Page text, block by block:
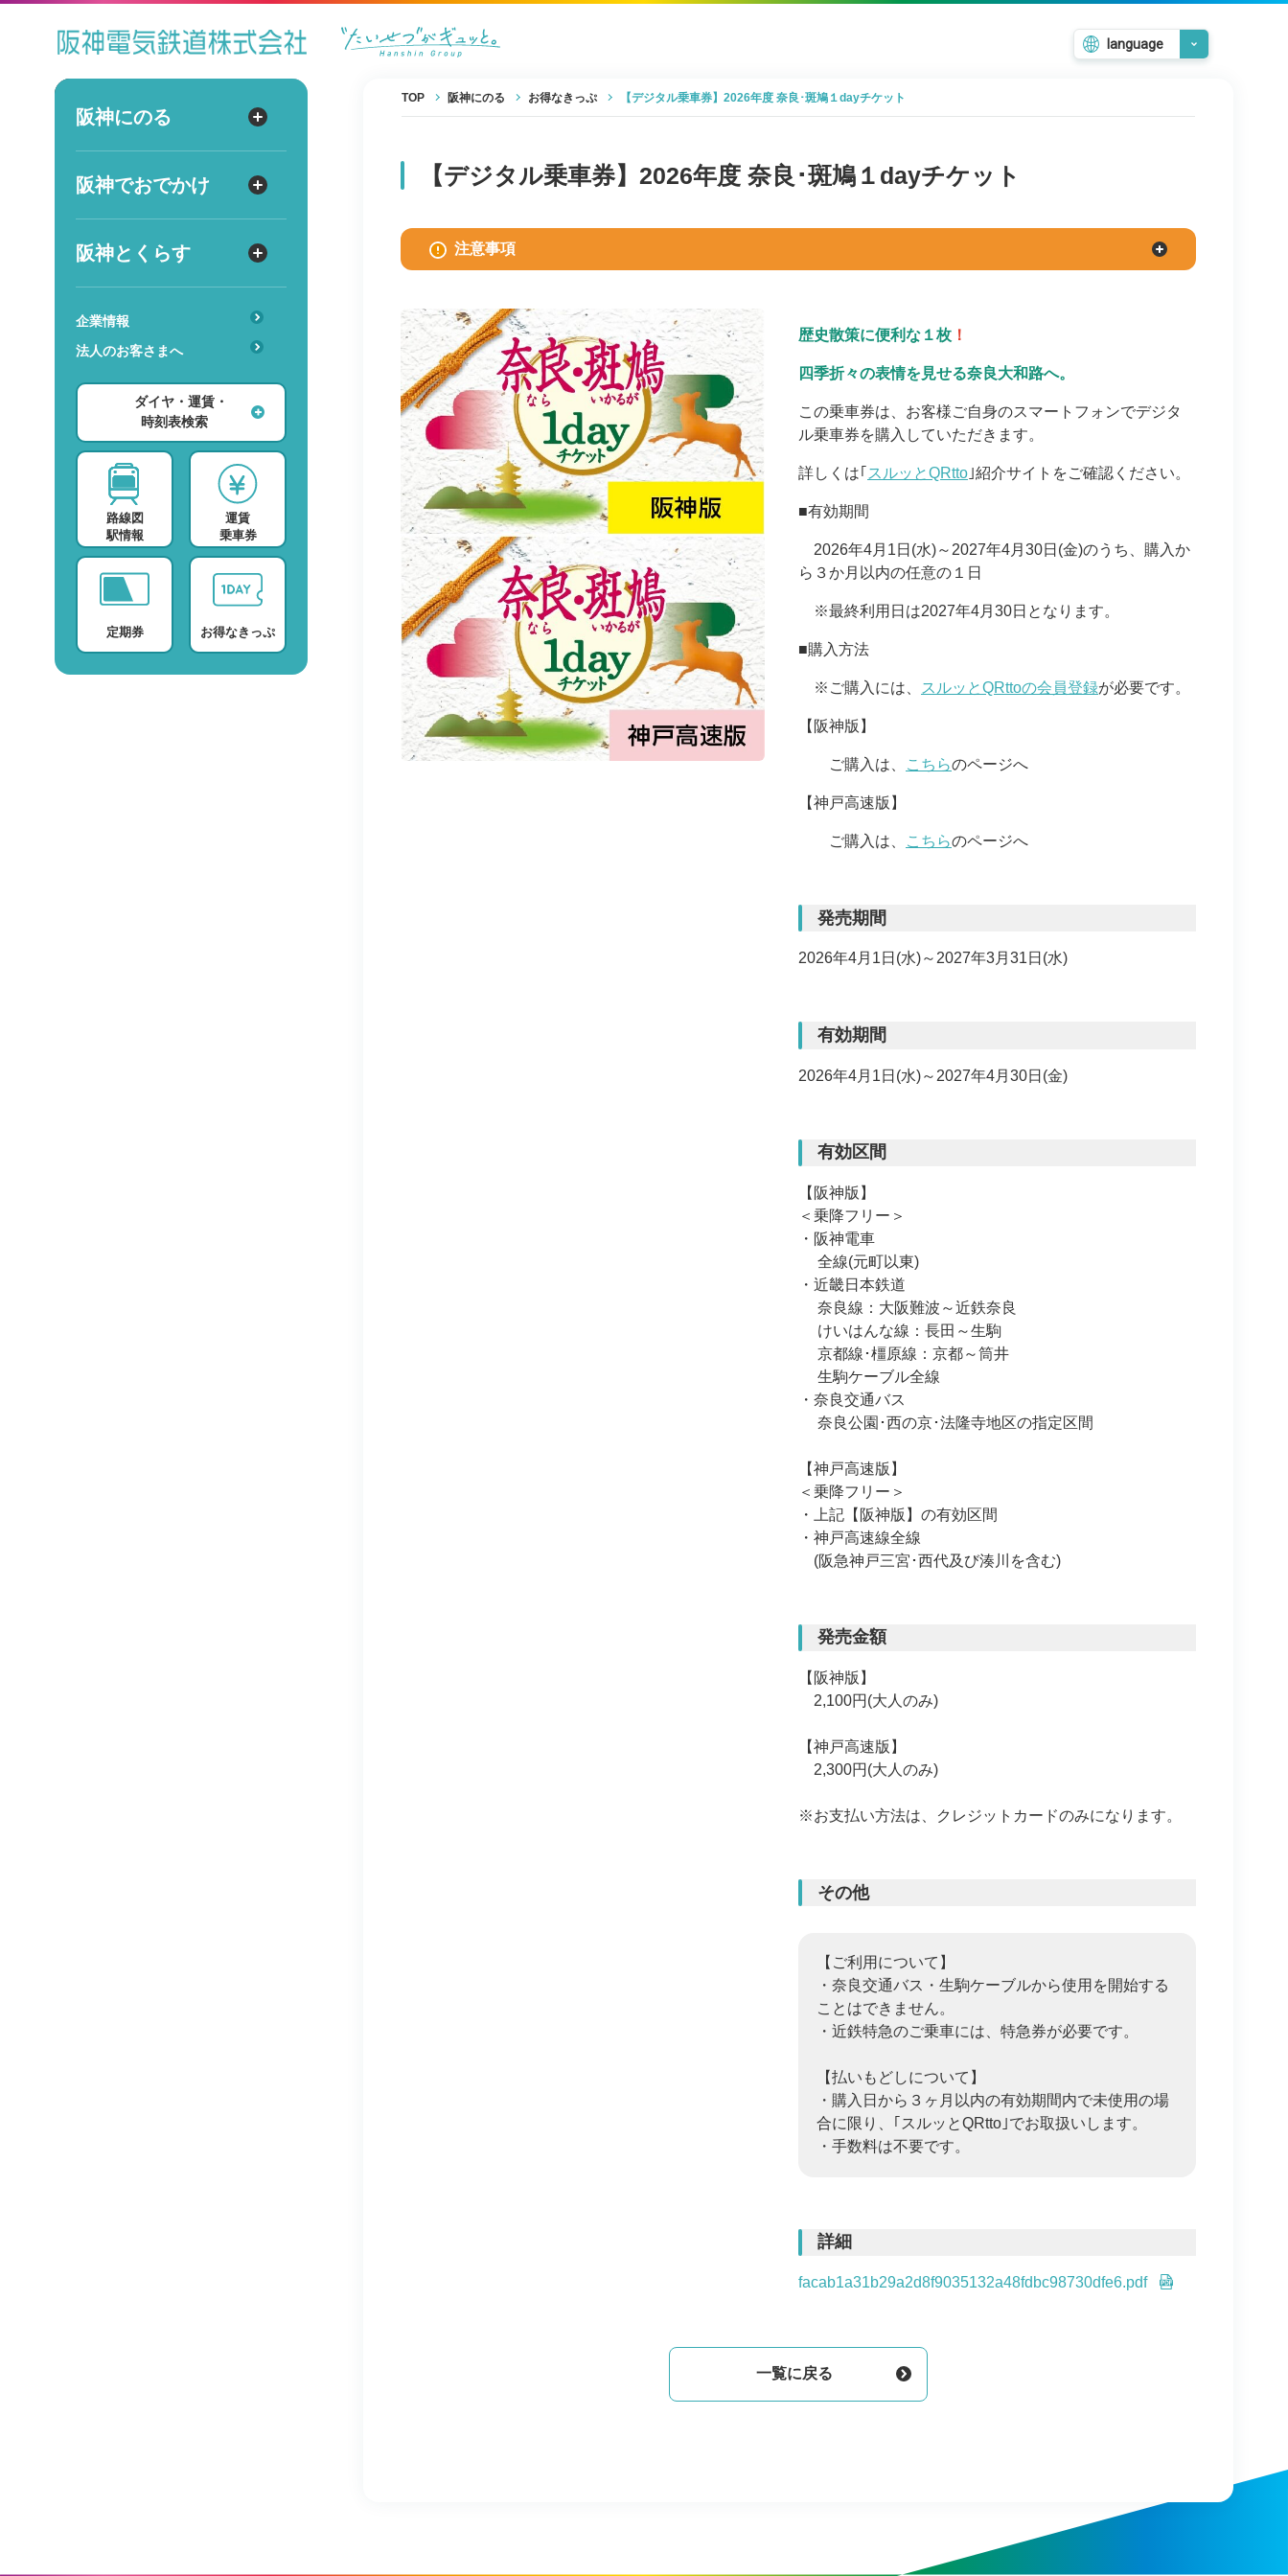
language
阪神にのる
阪神にのる
駅のサービス一覧
ダイヤ検索
運賃検索
時刻表検索
検索に関する注意事項
よくある質問・FAQ
阪神でおでかけ
阪神でおでかけ
ホテル・旅行
ショッピング・グルメ
阪神とくらす
阪神とくらす
交通
レンタル・駐輪場
スポーツ・スクール
プロバイダー
デイサービス
企業情報
法人のお客さまへ
路線図
駅情報
運賃
乗車券
定期券 お得なきっぷ
ダイヤ・運賃・
時刻表検索
出発
到着
時
詳細設定
TOP 阪神にのる お得なきっぷ 【デジタル乗車券】2026年度 奈良･斑鳩１dayチケット
【デジタル乗車券】2026年度 奈良･斑鳩１dayチケット
注意事項
歴史散策に便利な１枚 ！
四季折々の表情を見せる奈良大和路へ。
この乗車券は、お客様ご自身のスマートフォンでデジタ
ル乗車券を購入していただきます。
詳しくは｢ スルッとQRtto ｣紹介サイトをご確認ください。
■有効期間
2026年4月1日(水)～2027年4月30日(金)のうち、購入か
ら３か月以内の任意の１日
※最終利用日は2027年4月30日となります。
■購入方法
※ご購入には、 スルッとQRttoの会員登録が必要です。
【阪神版】
ご購入は、 こちらのページへ
【神戸高速版】
ご購入は、 こちらのページへ
発売期間
2026年4月1日(水)～2027年3月31日(水)
有効期間
2026年4月1日(水)～2027年4月30日(金)
有効区間
【阪神版】
＜乗降フリー＞
・阪神電車
全線(元町以東)
・近畿日本鉄道
奈良線：大阪難波～近鉄奈良
けいはんな線：長田～生駒
京都線･橿原線：京都～筒井
生駒ケーブル全線
・奈良交通バス
奈良公園･西の京･法隆寺地区の指定区間
【神戸高速版】
＜乗降フリー＞
・上記【阪神版】の有効区間
・神戸高速線全線
(阪急神戸三宮･西代及び湊川を含む)
発売金額
【阪神版】
2,100円(大人のみ)
【神戸高速版】
2,300円(大人のみ)
※お支払い方法は、クレジットカードのみになります。
その他
【ご利用について】
・奈良交通バス・生駒ケーブルから使用を開始する
ことはできません。
・近鉄特急のご乗車には、特急券が必要です。
【払いもどしについて】
・購入日から３ヶ月以内の有効期間内で未使用の場
合に限り、｢スルッとQRtto｣でお取扱いします。
・手数料は不要です。
詳細
facab1a31b29a2d8f9035132a48fdbc98730dfe6.pdf
一覧に戻る